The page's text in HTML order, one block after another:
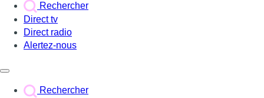
Rechercher
Direct tv
Direct radio
Alertez-nous
Rechercher